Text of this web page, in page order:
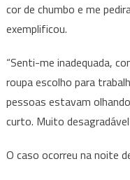
cor de chumbo e me
exemplificou.
“Senti-me inadequada,
roupa escolho para
pessoas estavam
curto. Muito
O caso ocorreu na noite